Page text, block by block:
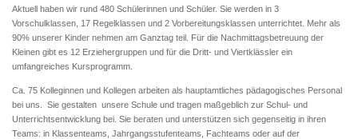
Aktuell haben wir rund 480 Schülerinnen und Schüler. Sie werden in 3
Vorschulklassen, 17 Regelklassen und 2 Vorbereitungsklassen unterrichtet. Mehr als
90% unserer Kinder nehmen am Ganztag teil. Für die Nachmittagsbetreuung der
Kleinen gibt es 12 Erziehergruppen und für die Dritt- und Viertklässler ein
umfangreiches Kursprogramm.
Ca. 75 Kolleginnen und Kollegen arbeiten als hauptamtliches pädagogisches Personal
bei uns. Sie gestalten unsere Schule und tragen maßgeblich zur Schul- und
Unterrichtsentwicklung bei. Sie beraten und unterstützen sich gegenseitig in ihren
Teams: in Klassenteams, Jahrgangsstufenteams, Fachteams oder auf der